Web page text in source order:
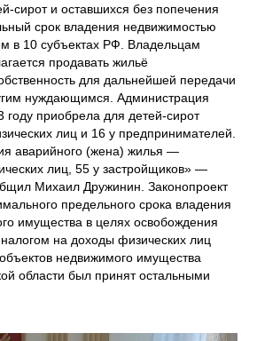
сирот и оставшихся без попечения
срок владения недвижимостью
в 10 субъектах РФ. Владельцам
продавать жильё
для дальнейшей передачи
нуждающимся. Администрация
году приобрела для детей-сирот
лиц и 16 у предпринимателей.
аварийного (жена) жилья —
лиц, 55 у застройщиков» —
Михаил Дружинин. Законопроект
предельного срока владения
имущества в целях освобождения
на доходы физических лиц
недвижимого имущества
области был принят остальными